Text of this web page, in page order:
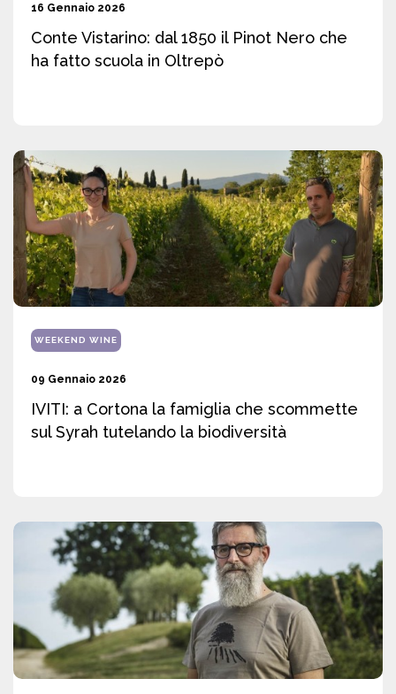
16 Gennaio 2026
Conte Vistarino: dal 1850 il Pinot Nero che
ha fatto scuola in Oltrepò
WEEKEND WINE
09 Gennaio 2026
IVITI: a Cortona la famiglia che scommette
sul Syrah tutelando la biodiversità